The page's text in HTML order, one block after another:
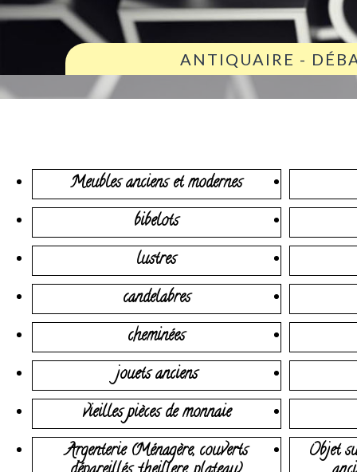
ANTIQUAIRE -
Meubles anciens et modernes
bibelots
lustres
candelabres
cheminées
jouets anciens
vieilles pièces de monnaie
Argenterie (Ménagère, couverts
Objet